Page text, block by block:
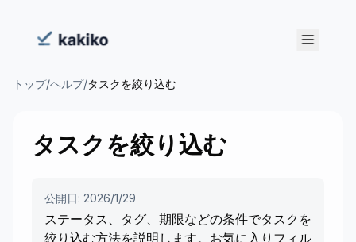
トップ/ヘルプ/タスクを絞り込む
タスクを絞り込む
公開日: 2026/1/29
ステータス、タグ、期限などの条件でタスクを
絞り込む方法を説明します。お気に入りフィル